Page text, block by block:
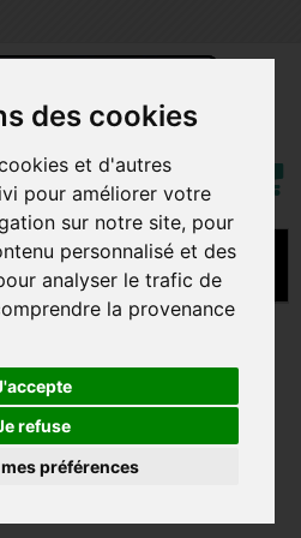
des cookies
et d'autres
pour améliorer votre
sur notre site, pour
personnalisé et des
analyser le trafic de
la provenance
refuse
préférences
Rechercher
Mon
POP
DE 20 BOOSTERS ONE PIECE
CHINOISE
BOOSTERS
CHINOISE